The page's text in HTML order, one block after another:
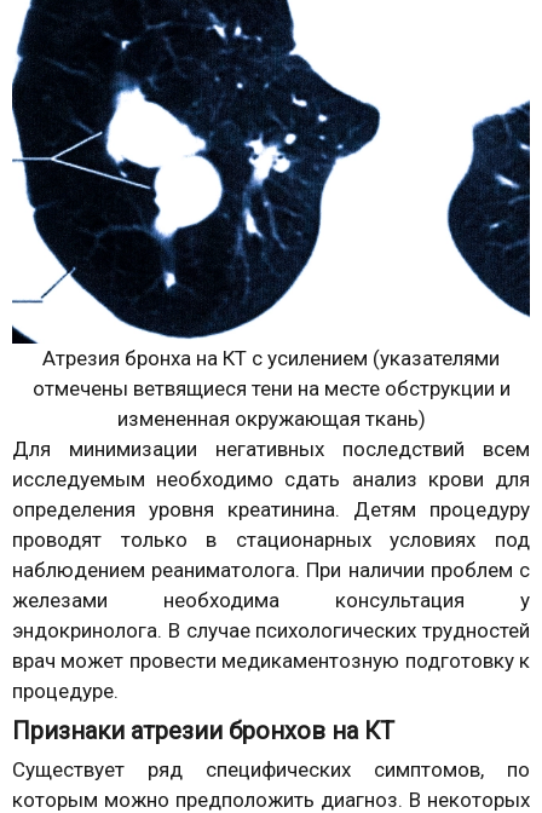
Атрезия бронха на КТ с усилением (указателями
отмечены ветвящиеся тени на месте обструкции и
измененная окружающая ткань)
Для минимизации негативных последствий всем
исследуемым необходимо сдать анализ крови для
определения уровня креатинина. Детям процедуру
проводят только в стационарных условиях под
наблюдением реаниматолога. При наличии проблем с
железами необходима консультация у
эндокринолога. В случае психологических трудностей
врач может провести медикаментозную подготовку к
процедуре.
Признаки атрезии бронхов на КТ
Существует ряд специфических симптомов, по
которым можно предположить диагноз. В некоторых